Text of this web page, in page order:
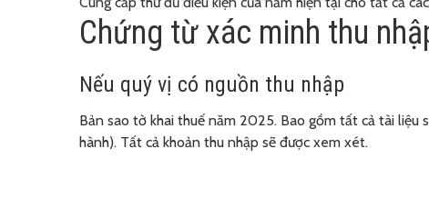
Chứng từ xác minh thu
Nếu quý vị có nguồn thu nhập
Bản sao tờ khai thuế năm 2025. Bao gồm tất cả tài liệu
hành). Tất cả khoản thu nhập sẽ được xem xét.